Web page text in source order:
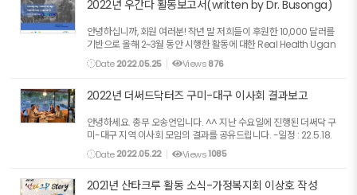
2022년 우간다 활동보고서(written by Dr. Busonga)
안녕하십니까, 회원 여러분! 작년 말 저희들이 후원한 10,000 달러를
기반으로 올해 2~3월 동안 시행한 활동에 대한 Real Health Ugan
da의 보고서를 올립니다. 인사말에서 "Commitment comes g
reat responsibility"라고 한 말이 인상적입니다. 예전에 제가 말...
Date2022.05.25 Views876
2022년 더써드닥터즈 구미-대구 이사회 결과보고
안녕하세요. 총무 오송언입니다. ^^ 지난 수요일에 진행된 더써닥 구
미-대구 지역 이사회 모임의 결과를 공유드립니다. -일정 : 22.5.18.
(수) 19:00 구미 마고 레스토랑 -참여자 : 5명(노봉근 회장님, 신경숙
선생님, 배은정 약사님, 김경옥 약사님, 오송언 총...
Date2022.05.22 Views1085
2021년 산타크루 활동 소식-가정복지회 이상호 작성